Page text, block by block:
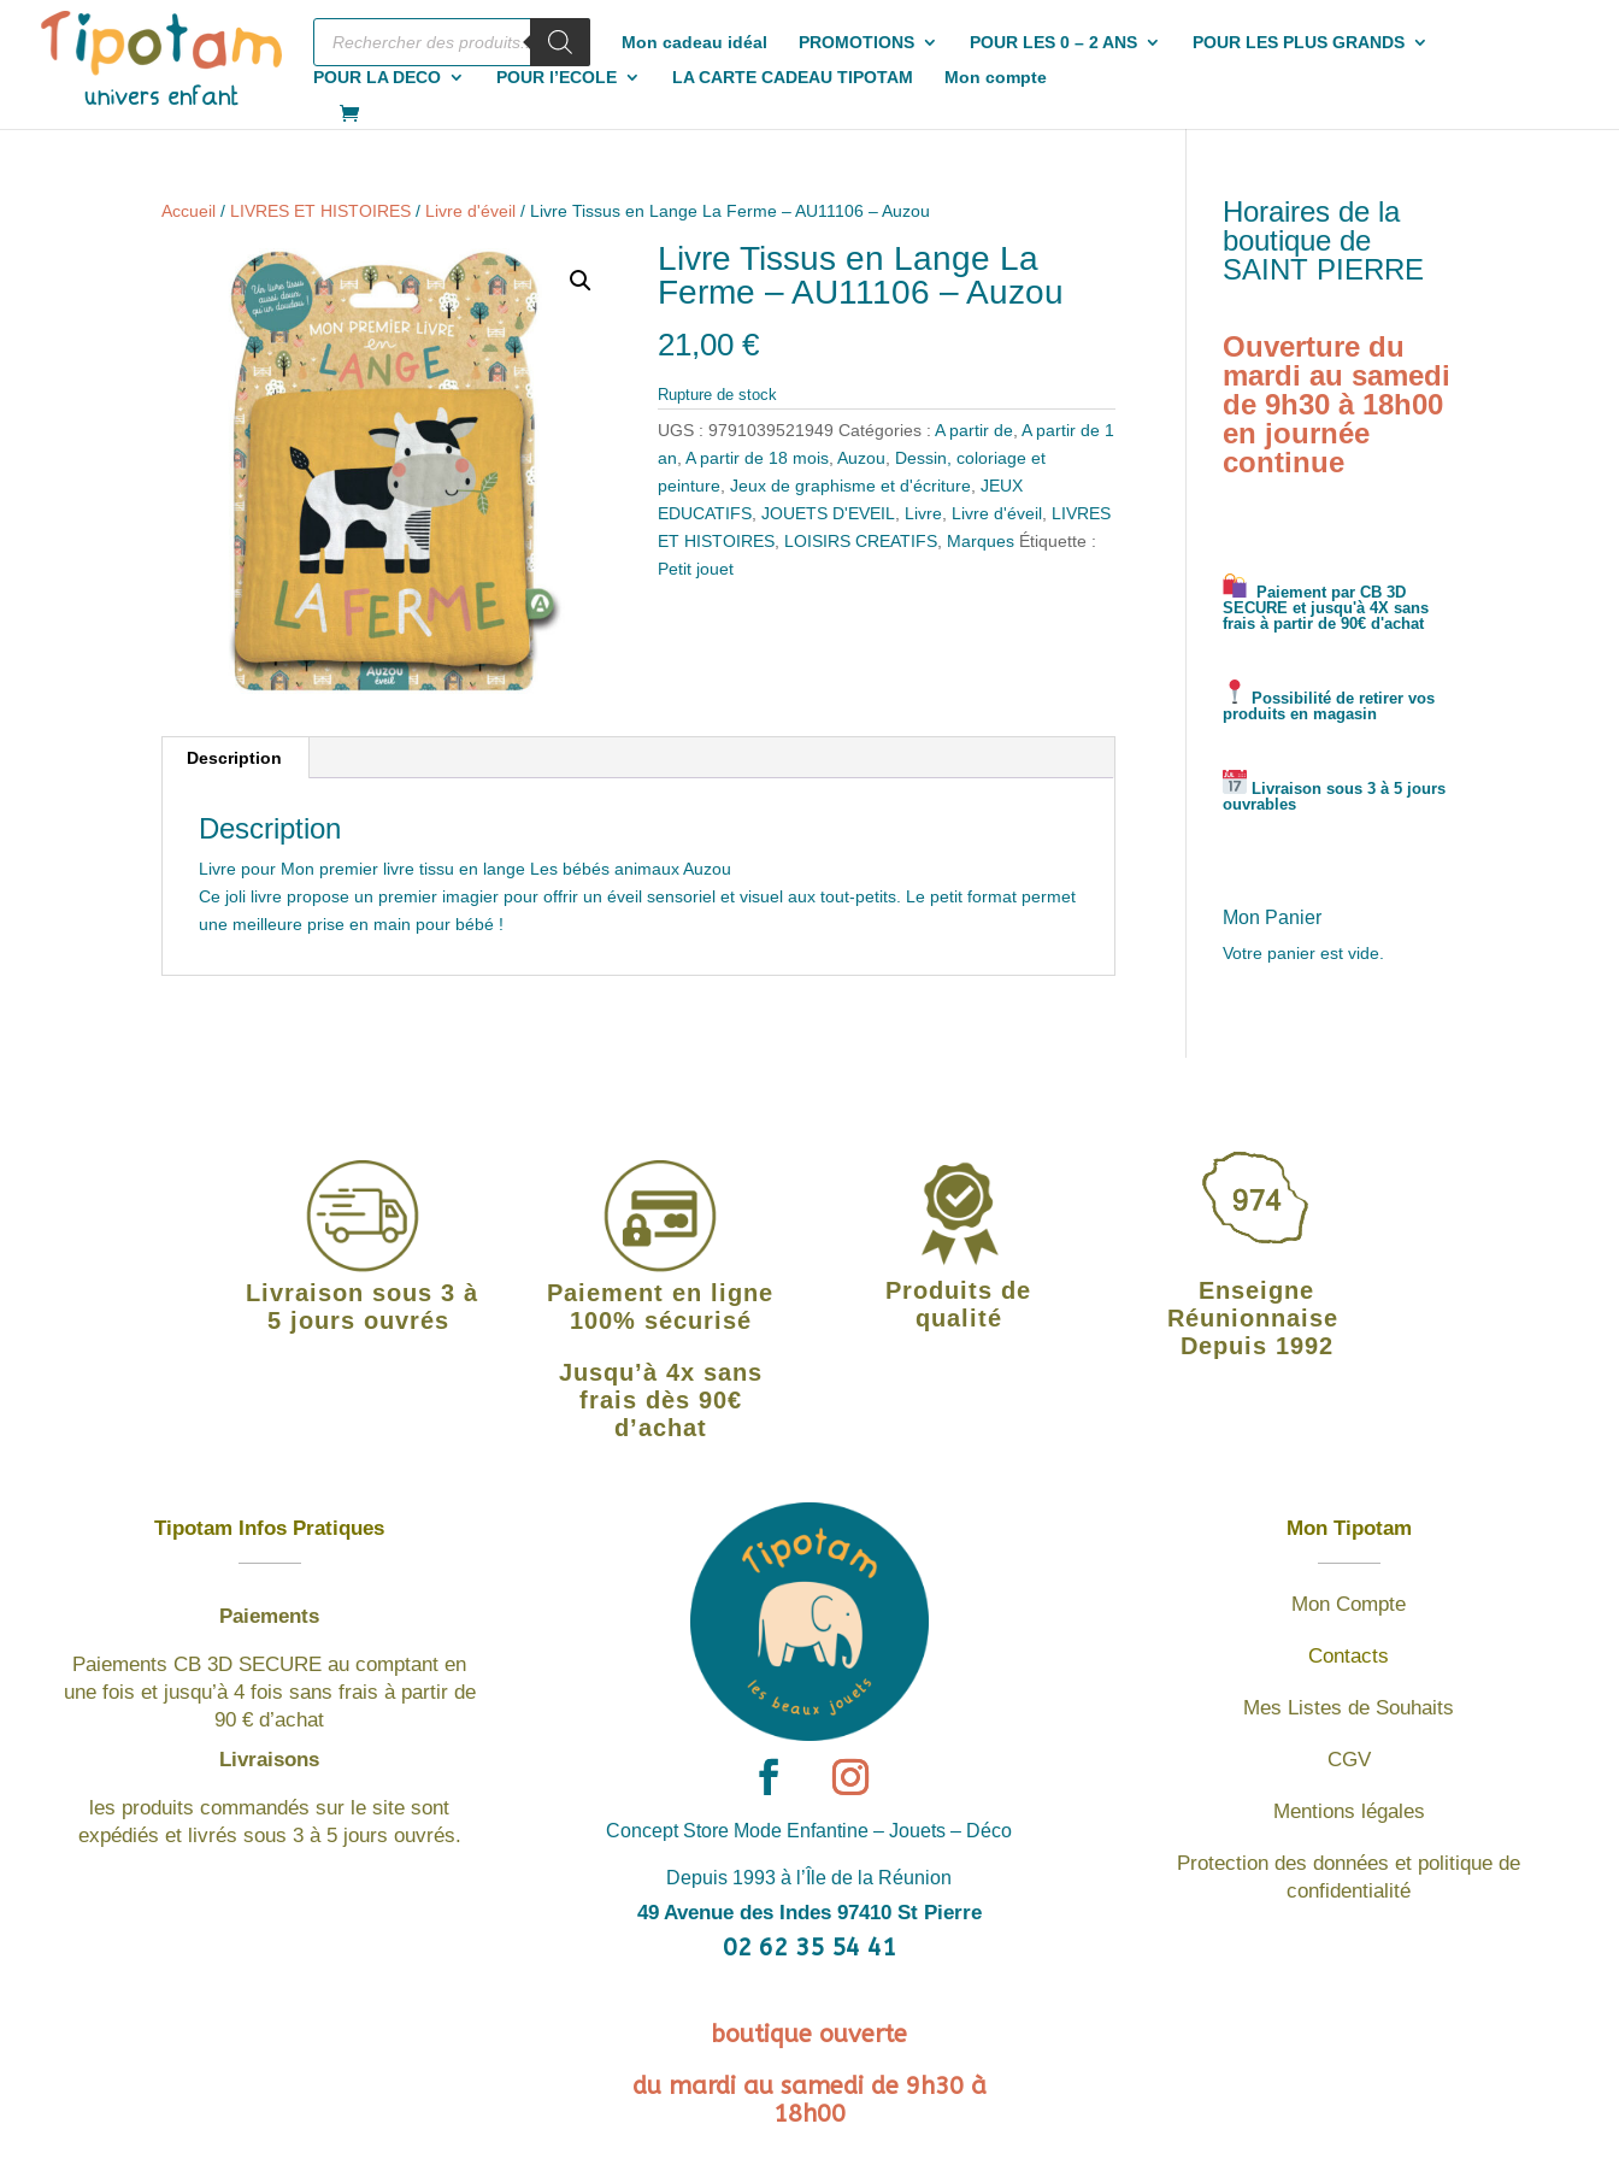
Recherche
produits
Mon cadeau idéal PROMOTIONS POUR LES 0 – 2 ANS
POUR LES PLUS GRANDS
POUR LA DECO
POUR l’ECOLE LA CARTE CADEAU TIPOTAM Mon compte
Accueil / LIVRES ET HISTOIRES / Livre d'éveil / Livre Tissus en Lange La Ferme – AU11106 – Auzou
Livre Tissus en Lange La
Ferme – AU11106 – Auzou
21,00€
Rupture de stock
UGS :9791039521949 Catégories :A partir de,A partir de 1
an,A partir de 18 mois,Auzou, Dessin, coloriage et
peinture,Jeux de graphisme et d'écriture,JEUX
EDUCATIFS,JOUETS D'EVEIL, Livre, Livre d'éveil, LIVRES
ET HISTOIRES, LOISIRS CREATIFS, Marques Étiquette :
Petit jouet
Description
Description
Livre pour Mon premier livre tissu en lange Les bébés animaux Auzou
Ce joli livre propose un premier imagier pour offrir un éveil sensoriel et visuel aux tout-petits. Le petit format permet
une meilleure prise en main pour bébé !
Horaires de la
boutique de
SAINT PIERRE
Ouverture du
mardi au samedi
de 9h30 à 18h00
en journée
continue
Paiement par CB 3D
SECURE et jusqu'à 4X sans
frais à partir de 90€ d'achat
Possibilité de retirer vos
produits en magasin
Livraison sous 3 à 5 jours
ouvrables
Mon Panier
Votre panier est vide.
Livraison sous 3 à
5 jours ouvrés
Paiement en ligne
100% sécurisé
Jusqu’à 4x sans
frais dès 90€
d’achat
Produits de
qualité
Enseigne
Réunionnaise
Depuis 1992
Tipotam Infos Pratiques
Paiements
Paiements CB 3D SECURE au comptant en
une fois et jusqu’à 4 fois sans frais à partir de
90 € d’achat
Livraisons
les produits commandés sur le site sont
expédiés et livrés sous 3 à 5 jours ouvrés.
Concept Store Mode Enfantine – Jouets – Déco
Depuis 1993 à l’Île de la Réunion
49 Avenue des Indes 97410 St Pierre
02 62 35 54 41
boutique ouverte
du mardi au samedi de 9h30 à
18h00
Mon Tipotam
Mon Compte
Contacts
Mes Listes de Souhaits
CGV
Mentions légales
Protection des données et politique de
confidentialité